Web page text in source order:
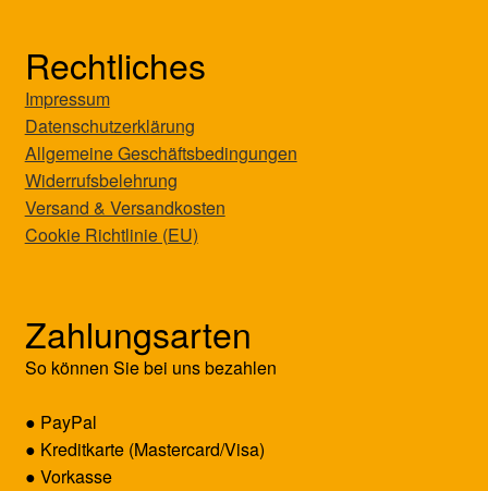
Rechtliches
Impressum
Datenschutzerklärung
Allgemeine Geschäftsbedingungen
Widerrufsbelehrung
Versand & Versandkosten
Cookie Richtlinie (EU)
Zahlungsarten
So können Sie bei uns bezahlen
● PayPal
● Kreditkarte (Mastercard/Visa)
● Vorkasse